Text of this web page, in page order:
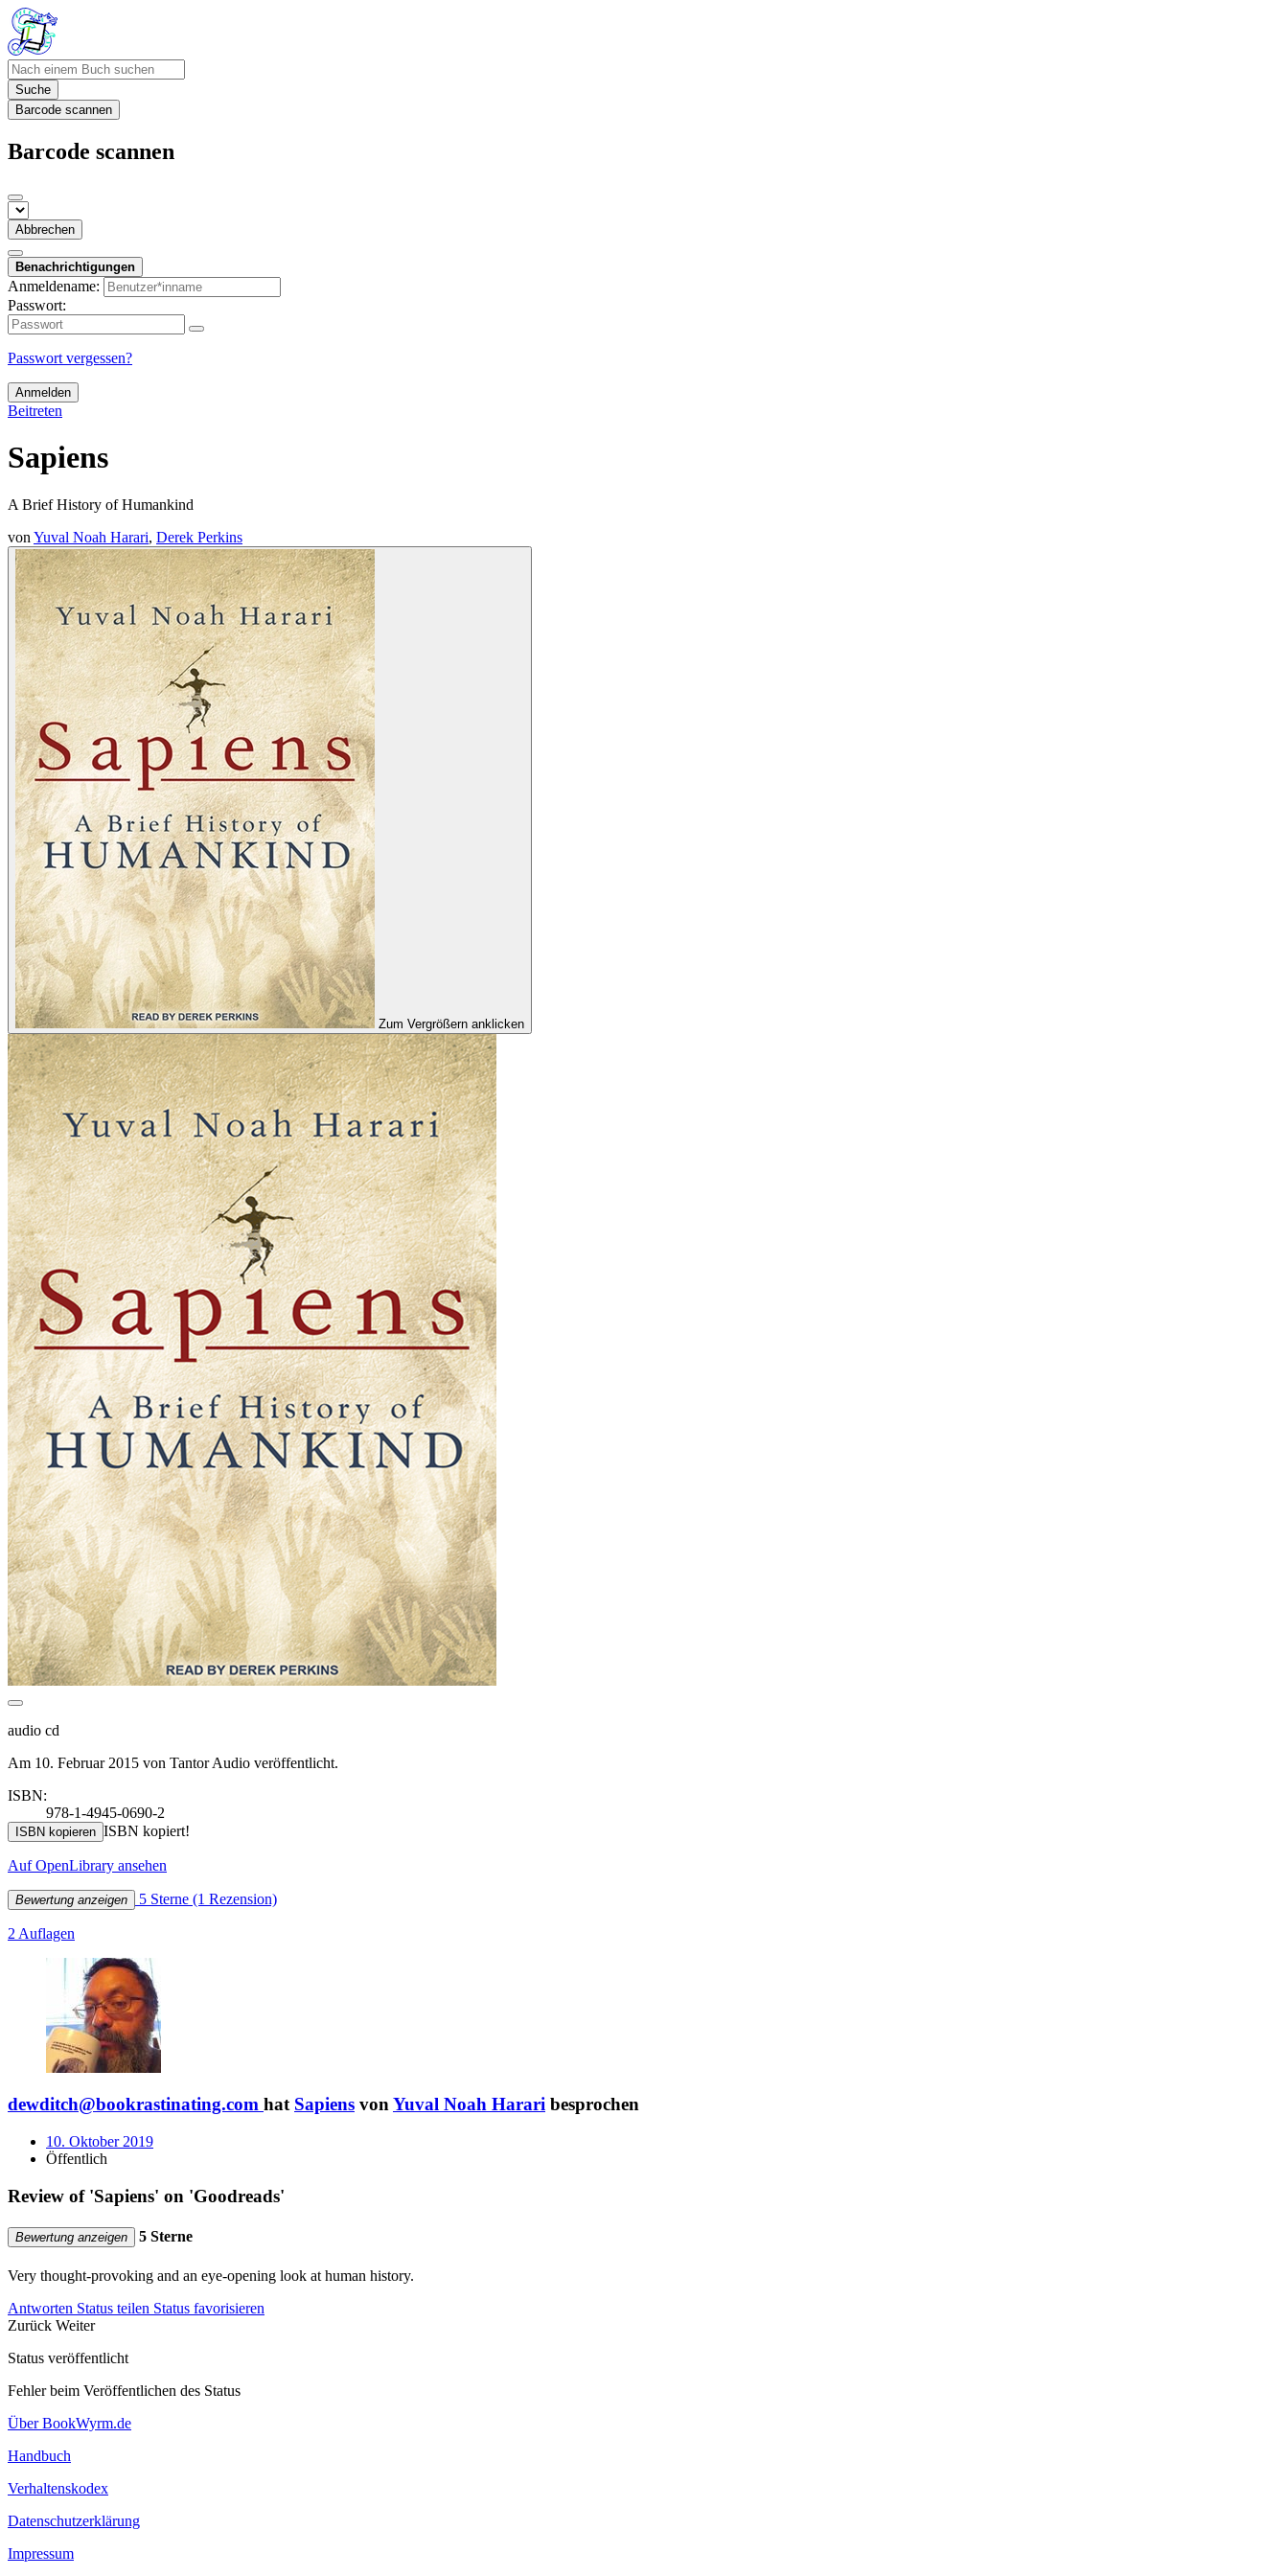
Suche
Barcode scannen
Barcode scannen
Abbrechen
Benachrichtigungen
Anmeldename:
Passwort:
Passwort vergessen?
Anmelden
Beitreten
Sapiens
A Brief History of Humankind
von Yuval Noah Harari, Derek Perkins
Zum Vergrößern anklicken
audio cd
Am 10. Februar 2015 von Tantor Audio veröffentlicht.
ISBN:
978-1-4945-0690-2
ISBN kopieren ISBN kopiert!
Auf OpenLibrary ansehen
Bewertung anzeigen 5 Sterne (1 Rezension)
2 Auflagen
dewditch@bookrastinating.com hat Sapiens vonYuval Noah Harari besprochen
10. Oktober 2019
Öffentlich
Review of 'Sapiens' on 'Goodreads'
Bewertung anzeigen 5 Sterne
Very thought-provoking and an eye-opening look at human history.
Antworten Status teilen Status favorisieren
Zurück Weiter
Status veröffentlicht
Fehler beim Veröffentlichen des Status
Über BookWyrm.de
Handbuch
Verhaltenskodex
Datenschutzerklärung
Impressum